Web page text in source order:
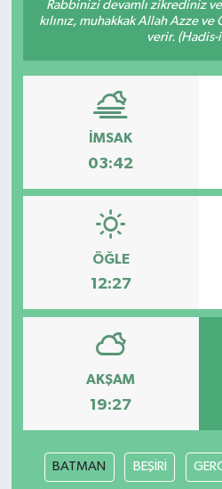
Rabbinizi devamlı zikrediniz ve
kılınız, muhakkak Allah Azze
verir. (Hadis-
İMSAK
03:42
ÖĞLE
12:27
AKŞAM
19:27
BATMAN BEŞİRİ